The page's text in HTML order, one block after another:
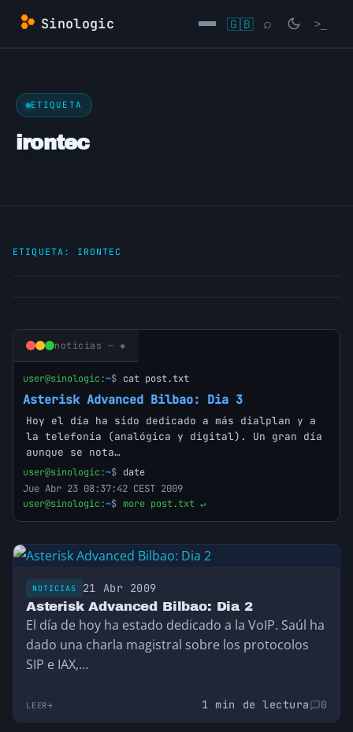
Saltar
contenido
Sinologic 🇬🇧 ⌕ >_
ETIQUETA
irontec
ETIQUETA: IRONTEC
noticias — ◈
user@sinologic:~$ cat post.txt
Asterisk Advanced Bilbao: Dia 3
Hoy el día ha sido dedicado a más dialplan y a
la telefonía (analógica y digital). Un gran día
aunque se nota…
user@sinologic:~$ date
Jue Abr 23 08:37:42 CEST 2009
user@sinologic:~$ more post.txt ↵
NOTICIAS 21 Abr 2009
Asterisk Advanced Bilbao: Dia 2
El día de hoy ha estado dedicado a la VoIP. Saúl ha
dado una charla magistral sobre los protocolos
SIP e IAX,…
LEER 1 min de lectura 0